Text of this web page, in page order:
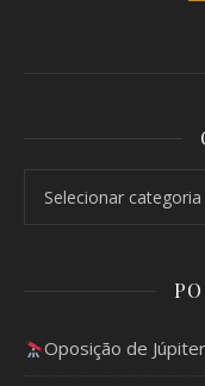
Oposição de